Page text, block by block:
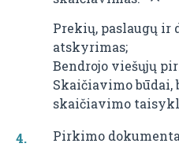
Prekių, paslaugų ir
atskyrimas;
Bendrojo viešųjų
Skaičiavimo būdai,
skaičiavimo
Pirkimo